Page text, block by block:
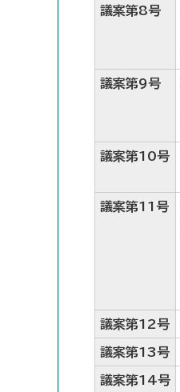
議案第8号
議案第9号
議案第10号
議案第11号
議案第12号
議案第13号
議案第14号